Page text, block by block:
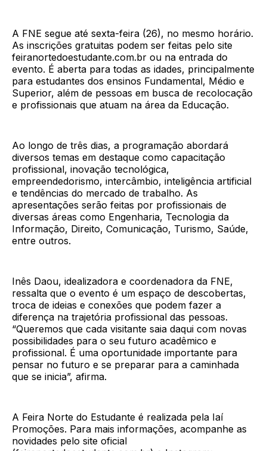
A FNE segue até sexta-feira (26), no mesmo horário.
As inscrições gratuitas podem ser feitas pelo site
feiranortedoestudante.com.br ou na entrada do
evento. É aberta para todas as idades, principalmente
para estudantes dos ensinos Fundamental, Médio e
Superior, além de pessoas em busca de recolocação
e profissionais que atuam na área da Educação.
Ao longo de três dias, a programação abordará
diversos temas em destaque como capacitação
profissional, inovação tecnológica,
empreendedorismo, intercâmbio, inteligência artificial
e tendências do mercado de trabalho. As
apresentações serão feitas por profissionais de
diversas áreas como Engenharia, Tecnologia da
Informação, Direito, Comunicação, Turismo, Saúde,
entre outros.
Inês Daou, idealizadora e coordenadora da FNE,
ressalta que o evento é um espaço de descobertas,
troca de ideias e conexões que podem fazer a
diferença na trajetória profissional das pessoas.
“Queremos que cada visitante saia daqui com novas
possibilidades para o seu futuro acadêmico e
profissional. É uma oportunidade importante para
pensar no futuro e se preparar para a caminhada
que se inicia”, afirma.
A Feira Norte do Estudante é realizada pela Iaí
Promoções. Para mais informações, acompanhe as
novidades pelo site oficial